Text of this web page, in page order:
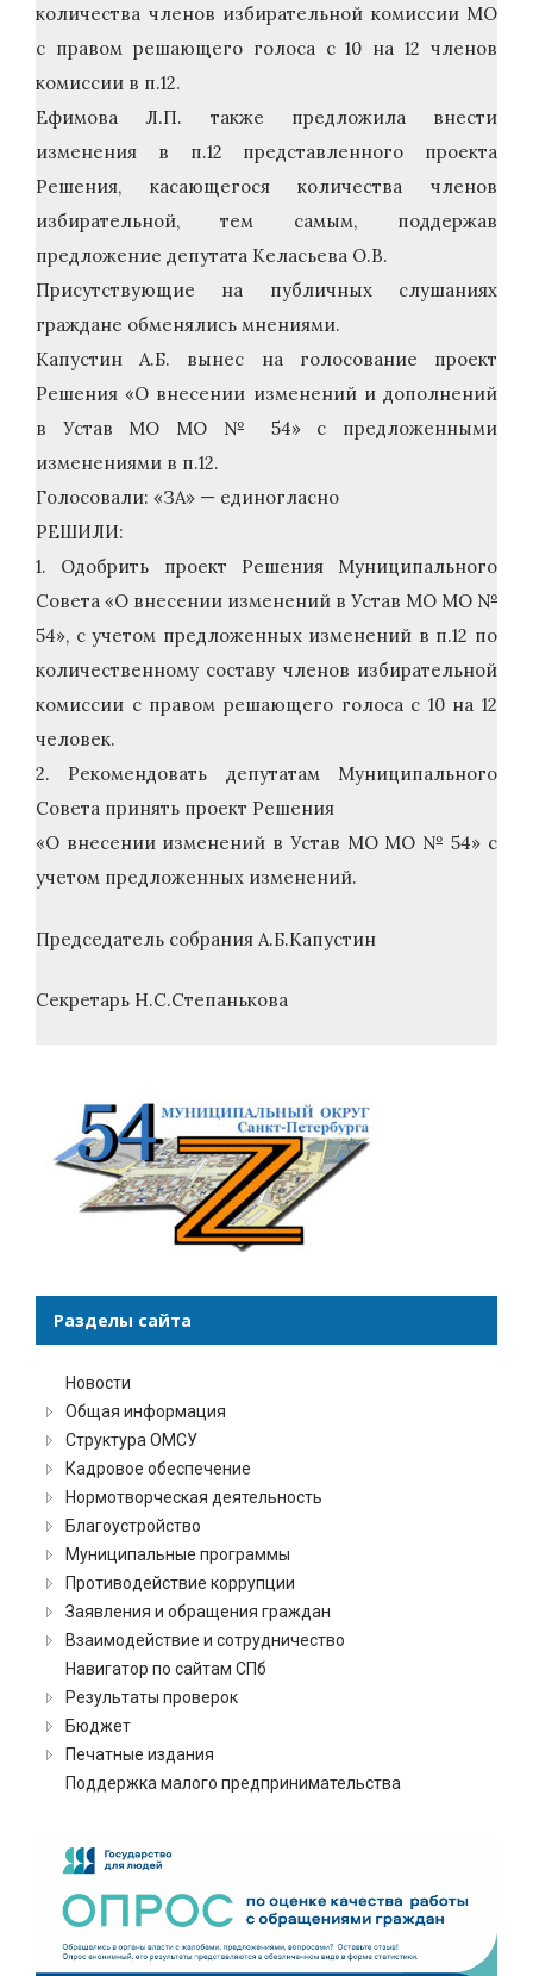
количества членов избирательной комиссии МО
с правом решающего голоса с 10 на 12 членов
комиссии в п.12.
Ефимова Л.П. также предложила внести
изменения в п.12 представленного проекта
Решения, касающегося количества членов
избирательной, тем самым, поддержав
предложение депутата Келасьева О.В.
Присутствующие на публичных слушаниях
граждане обменялись мнениями.
Капустин А.Б. вынес на голосование проект
Решения «О внесении изменений и дополнений
в Устав МО МО № 54» с предложенными
изменениями в п.12.
Голосовали: «ЗА» — единогласно
РЕШИЛИ:
1. Одобрить проект Решения Муниципального
Совета «О внесении изменений в Устав МО МО №
54», с учетом предложенных изменений в п.12 по
количественному составу членов избирательной
комиссии с правом решающего голоса с 10 на 12
человек.
2. Рекомендовать депутатам Муниципального
Совета принять проект Решения
«О внесении изменений в Устав МО МО № 54» с
учетом предложенных изменений.
Председатель собрания А.Б.Капустин
Секретарь Н.С.Степанькова
Разделы сайта
Новости
Общая информация
Структура ОМСУ
Кадровое обеспечение
Нормотворческая деятельность
Благоустройство
Муниципальные программы
Противодействие коррупции
Заявления и обращения граждан
Взаимодействие и сотрудничество
Навигатор по сайтам СПб
Результаты проверок
Бюджет
Печатные издания
Поддержка малого предпринимательства